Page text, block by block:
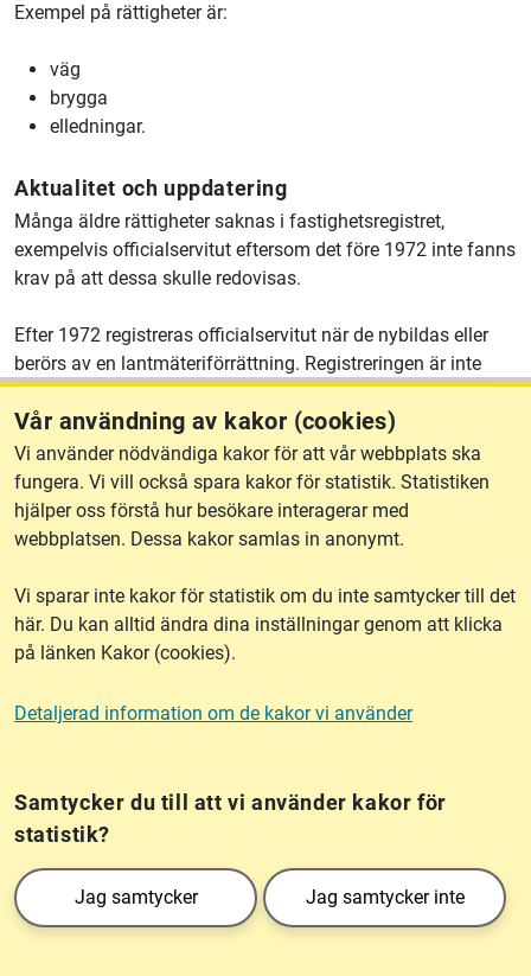
Exempel på rättigheter är:
väg
brygga
elledningar.
Aktualitet och uppdatering
Många äldre rättigheter saknas i fastighetsregistret,
exempelvis officialservitut eftersom det före 1972 inte fanns
krav på att dessa skulle redovisas.
Efter 1972 registreras officialservitut när de nybildas eller
berörs av en lantmäteriförrättning. Registreringen är inte
komplett och vissa undantag förekommer.
Innehåll
I listan här nedanför kan du se ett urval av den information
om rättigheter som finns i fastighetsregistret. Till
rättigheterna anges aktbeteckning till originalhandlingar.
Avtalsservitut (privaträttsligt avtal) – avtalsservitut
redovisas under Rättigheter under förutsättning att de
lämnats in för inskrivning. I så fall redovisas de även i
dra fram ledning över annans mark.
ändamål till exempel elledningar, vatten- och
avloppsledningar och fjärrvärme.
Vår användning av kakor (cookies)
Vi använder nödvändiga kakor för att vår webbplats ska
fungera. Vi vill också spara kakor för statistik. Statistiken
hjälper oss förstå hur besökare interagerar med
webbplatsen. Dessa kakor samlas in anonymt.
Vi sparar inte kakor för statistik om du inte samtycker till det
här. Du kan alltid ändra dina inställningar genom att klicka
på länken Kakor (cookies).
Detaljerad information om de kakor vi använder
Samtycker du till att vi använder kakor för
statistik?
Jag samtycker Jag samtycker inte